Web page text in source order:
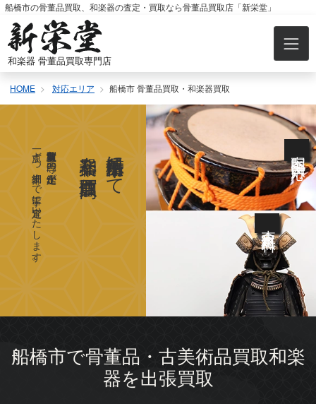
コ
ツ
船橋市の骨董品買取、和楽器の査定・買取なら骨董品買取店「新栄堂」
和楽器 骨董品買取専門店
HOME 対応エリア 船橋市 骨董品買取・和楽器買取
千葉県船橋市にて
和楽器を高価買取
買取実績豊富な専門の鑑定士が
一点ずつ細部まで丁寧に査定いたします。
船橋市で骨董品・古美術品買取和楽
器を出張買取